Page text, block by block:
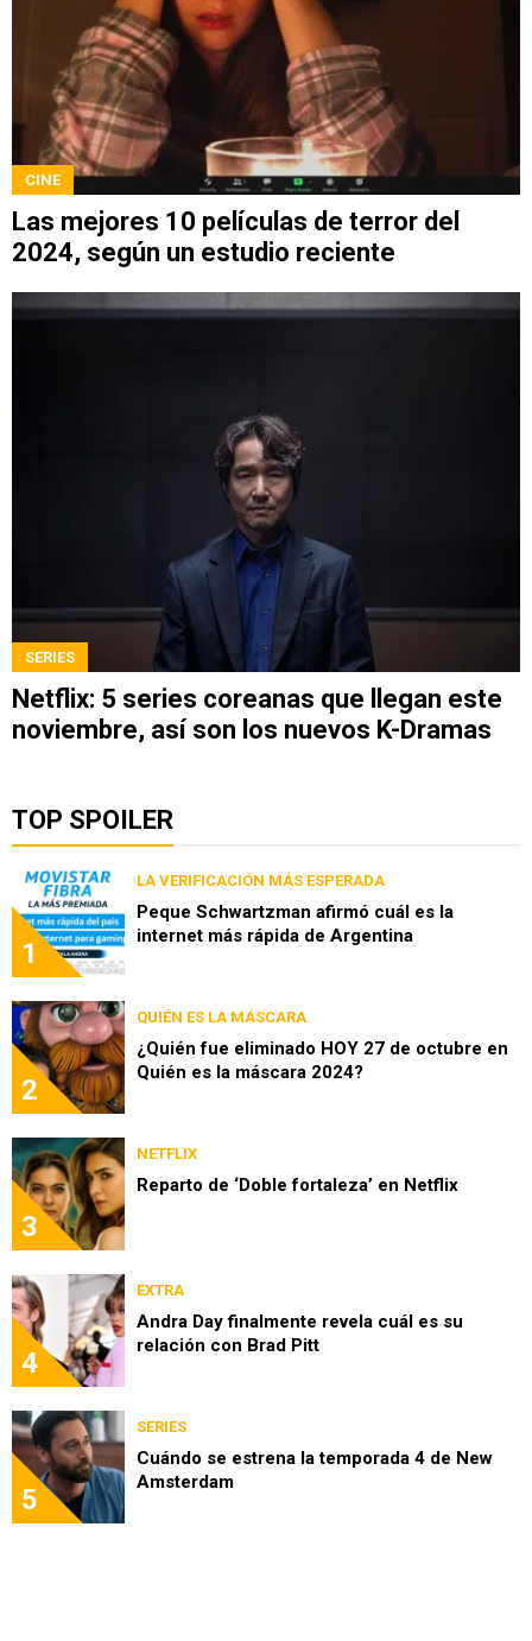
CINE
Las mejores 10 películas de terror del
2024, según un estudio reciente
SERIES
Netflix: 5 series coreanas que llegan este
noviembre, así son los nuevos K-Dramas
TOP SPOILER
1
LA VERIFICACIÓN MÁS ESPERADA
Peque Schwartzman afirmó cuál es la
internet más rápida de Argentina
2
QUIÉN ES LA MÁSCARA
¿Quién fue eliminado HOY 27 de octubre en
Quién es la máscara 2024?
3
NETFLIX
Reparto de ‘Doble fortaleza’ en Netflix
4
EXTRA
Andra Day finalmente revela cuál es su
relación con Brad Pitt
5
SERIES
Cuándo se estrena la temporada 4 de New
Amsterdam